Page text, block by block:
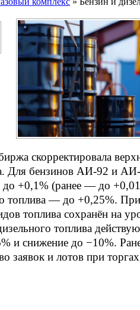
скорректировала
Для бензинов АИ‑92 и
до +0,1% (ранее — до
топлива — до +0,25%.
топлива сохранён на
топлива
и снижение до −10%.
заявок и лотов при